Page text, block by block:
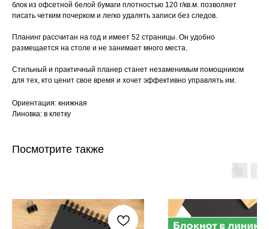
блок из офсетной белой бумаги плотностью 120 г/кв.м. позволяет
писать четким почерком и легко удалять записи без следов.
Планинг рассчитан на год и имеет 52 страницы. Он удобно
размещается на столе и не занимает много места.
Стильный и практичный планер станет незаменимым помощником
для тех, кто ценит свое время и хочет эффективно управлять им.
Ориентация: книжная
Линовка: в клетку
Посмотрите также